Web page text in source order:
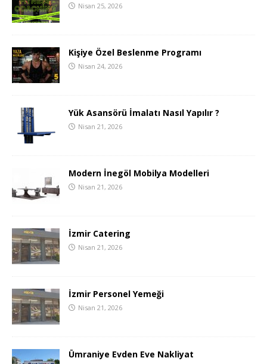
Nisan 25, 2026
Kişiye Özel Beslenme Programı
Nisan 24, 2026
Yük Asansörü İmalatı Nasıl Yapılır ?
Nisan 21, 2026
Modern İnegöl Mobilya Modelleri
Nisan 21, 2026
İzmir Catering
Nisan 21, 2026
İzmir Personel Yemeği
Nisan 21, 2026
Ümraniye Evden Eve Nakliyat